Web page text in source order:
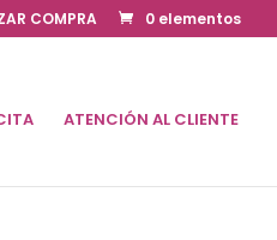
COMPRA 0 elementos
ATENCIÓN AL CLIENTE